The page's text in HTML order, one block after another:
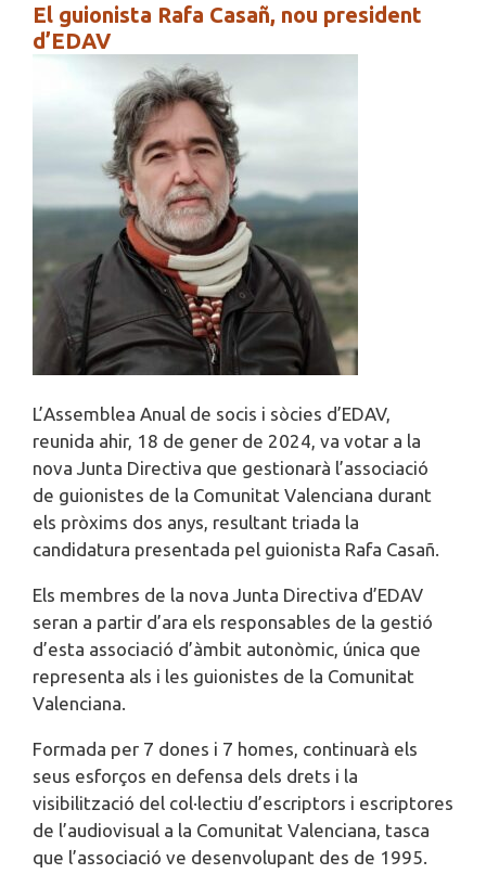
El guionista Rafa Casañ, nou president
d’EDAV
L’Assemblea Anual de socis i sòcies d’EDAV,
reunida ahir, 18 de gener de 2024, va votar a la
nova Junta Directiva que gestionarà l’associació
de guionistes de la Comunitat Valenciana durant
els pròxims dos anys, resultant triada la
candidatura presentada pel guionista Rafa Casañ.
Els membres de la nova Junta Directiva d’EDAV
seran a partir d’ara els responsables de la gestió
d’esta associació d’àmbit autonòmic, única que
representa als i les guionistes de la Comunitat
Valenciana.
Formada per 7 dones i 7 homes, continuarà els
seus esforços en defensa dels drets i la
visibilització del col·lectiu d’escriptors i escriptores
de l’audiovisual a la Comunitat Valenciana, tasca
que l’associació ve desenvolupant des de 1995.